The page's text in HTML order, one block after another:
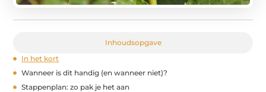
Inhoudsopgave
In het kort
Wanneer is dit handig (en wanneer niet)?
Stappenplan: zo pak je het aan